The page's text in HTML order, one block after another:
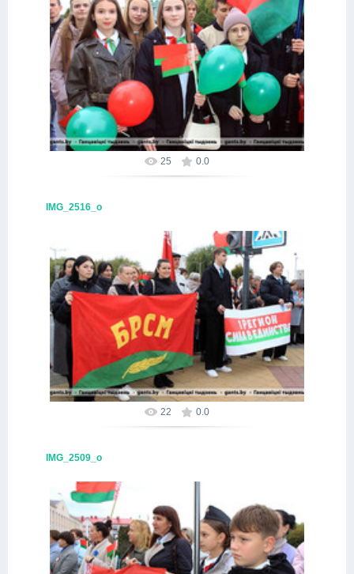
16.10.2025
Alex
25 0.0
IMG_2516_о
16.10.2025
Alex
22 0.0
IMG_2509_о
16.10.2025